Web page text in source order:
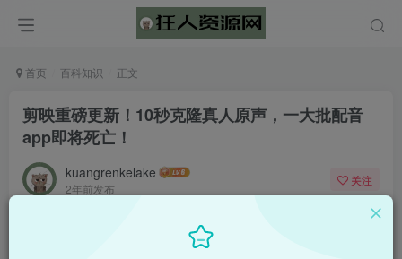
首页 百科知识 正文
剪映重磅更新！10秒克隆真人原声，一大批配音
app即将死亡！
kuangrenkelake
2年前发布
关注